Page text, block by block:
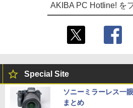
AKIBA PC Hotline! を
Special Site
ソニーミラーレス一
まとめ